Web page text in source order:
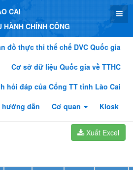
CAI
HÀNH CHÍNH CÔNG
đồ thực thi thể chế DVC Quốc gia
Cơ sở dữ liệu Quốc gia về TTHC
hỏi đáp của Cổng TT tỉnh Lào Cai
hướng dẫn
Cơ quan Kiosk
Xuất Excel